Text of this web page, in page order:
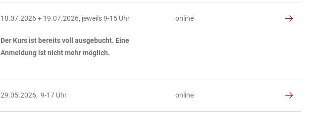
18.07.2026 + 19.07.2026, jeweils 9-15 Uhr
Der Kurs ist bereits voll ausgebucht. Eine
Anmeldung ist nicht mehr möglich.
online
29.05.2026, 9-17 Uhr online